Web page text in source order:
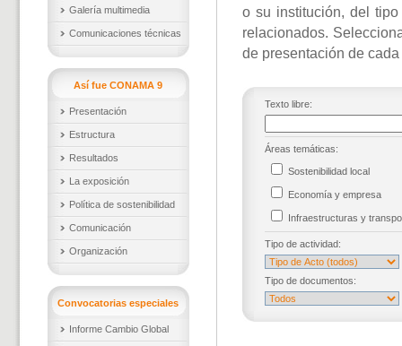
Galería multimedia
Comunicaciones técnicas
Así fue CONAMA 9
Presentación
Estructura
Resultados
La exposición
Política de sostenibilidad
Comunicación
Organización
Convocatorias especiales
Informe Cambio Global
o su institución, del
relacionados.
de presentación de
Texto libre:
Áreas temáticas:
Sostenibilidad local
Economía y empresa
Infraestructuras y
Tipo de actividad:
Tipo de documentos: